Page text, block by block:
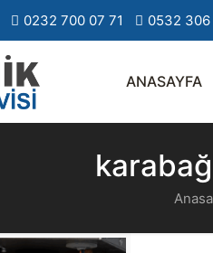
0232 700 07 71 0532 306
ANASAYFA